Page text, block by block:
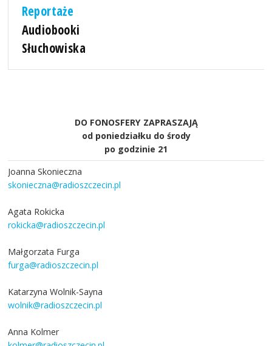
Reportaże
Audiobooki
Słuchowiska
DO FONOSFERY ZAPRASZAJĄ
od poniedziałku do środy
po godzinie 21
Joanna Skonieczna
skonieczna@radioszczecin.pl
Agata Rokicka
rokicka@radioszczecin.pl
Małgorzata Furga
furga@radioszczecin.pl
Katarzyna Wolnik-Sayna
wolnik@radioszczecin.pl
Anna Kolmer